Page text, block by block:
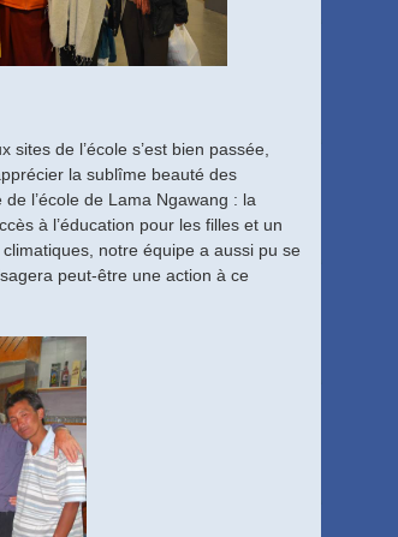
de l’école s’est bien passée,
la sublîme beauté des
l’école de Lama Ngawang : la
à l’éducation pour les filles et un
notre équipe a aussi pu se
peut-être une action à ce